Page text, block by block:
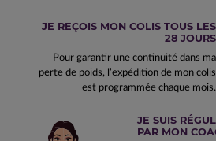
JE REÇOIS MON COLIS TOUS LES
28 JOURS
Pour garantir une continuité dans ma
perte de poids, l’expédition de mon colis
est programmée chaque mois.
JE SUIS
PAR MON